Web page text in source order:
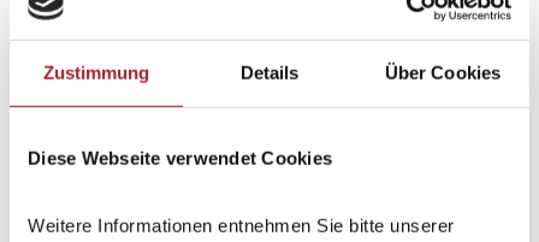
Zustimmung Details Über Cookies
Diese Webseite verwendet Cookies
Weitere Informationen entnehmen Sie bitte unserer